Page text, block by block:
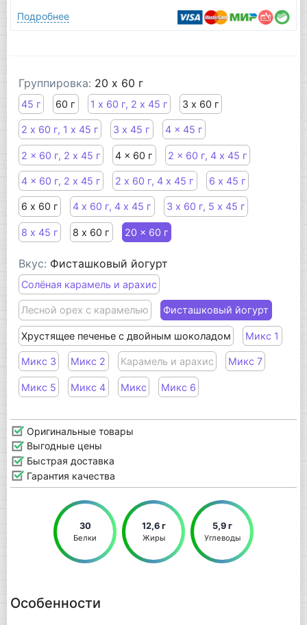
Подробнее
Группировка: 20 x 60 г
45 г 60 г 1 х 60 г, 2 х 45 г 3 х 60 г
2 х 60 г, 1 х 45 г 3 х 45 г 4 x 45 г
2 x 60 г, 2 х 45 г 4 x 60 г 2 x 60 г, 4 х 45 г
4 x 60 г, 2 х 45 г 2 х 60 г, 4 х 45 г 6 х 45 г
6 х 60 г 4 х 60 г, 4 х 45 г 3 х 60 г, 5 х 45 г
8 х 45 г 8 х 60 г 20 x 60 г
Вкус: Фисташковый йогурт
Солёная карамель и арахис
Лесной орех с карамелью Фисташковый йогурт
Хрустящее печенье с двойным шоколадом Микс 1
Микс 3 Микс 2 Карамель и арахис Микс 7
Микс 5 Микс 4 Микс Микс 6
Оригинальные товары
Выгодные цены
Быстрая доставка
Гарантия качества
30
Белки
12,6 г
Жиры
5,9 г
Углеводы
Особенности